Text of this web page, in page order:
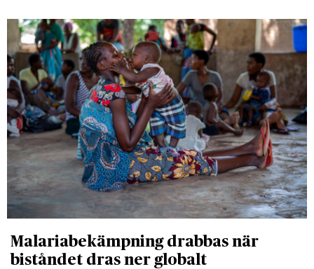
Malariabekämpning drabbas när
biståndet dras ner globalt